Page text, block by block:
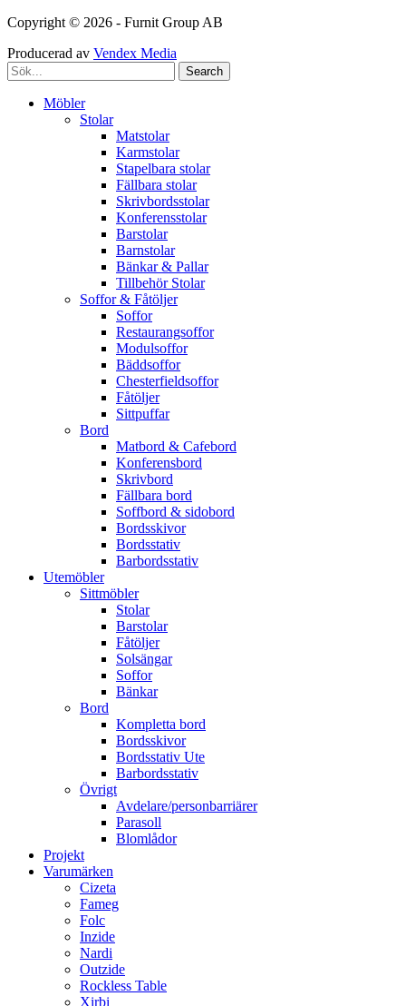
Copyright © 2026 - Furnit Group AB
Producerad av Vendex Media
Search
Möbler
Stolar
Matstolar
Karmstolar
Stapelbara stolar
Fällbara stolar
Skrivbordsstolar
Konferensstolar
Barstolar
Barnstolar
Bänkar & Pallar
Tillbehör Stolar
Soffor & Fåtöljer
Soffor
Restaurangsoffor
Modulsoffor
Bäddsoffor
Chesterfieldsoffor
Fåtöljer
Sittpuffar
Bord
Matbord & Cafebord
Konferensbord
Skrivbord
Fällbara bord
Soffbord & sidobord
Bordsskivor
Bordsstativ
Barbordsstativ
Utemöbler
Sittmöbler
Stolar
Barstolar
Fåtöljer
Solsängar
Soffor
Bänkar
Bord
Kompletta bord
Bordsskivor
Bordsstativ Ute
Barbordsstativ
Övrigt
Avdelare/personbarriärer
Parasoll
Blomlådor
Projekt
Varumärken
Cizeta
Fameg
Folc
Inzide
Nardi
Outzide
Rockless Table
Xirbi